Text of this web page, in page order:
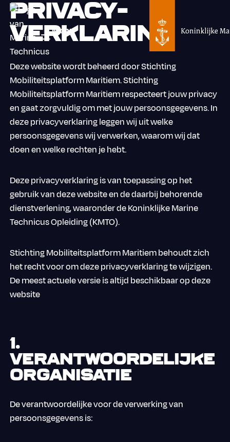
Menu
Privacy­
verklaring
Deze website wordt beheerd door Stichting
Mobiliteitsplatform Maritiem. Stichting
Mobiliteitsplatform Maritiem respecteert jouw privacy
en gaat zorgvuldig om met jouw persoonsgegevens. In
deze privacyverklaring leggen wij uit welke
persoonsgegevens wij verwerken, waarom wij dat
doen en welke rechten je hebt.
Deze privacyverklaring is van toepassing op het
gebruik van deze website en de daarbij behorende
dienstverlening, waaronder de Koninklijke Marine
Technicus Opleiding (KMTO).
Stichting Mobiliteitsplatform Maritiem behoudt zich
het recht voor om deze privacyverklaring te wijzigen.
De meest actuele versie is altijd beschikbaar op deze
website
1.
Verantwoordelijke
organisatie
De verantwoordelijke voor de verwerking van
persoonsgegevens is: